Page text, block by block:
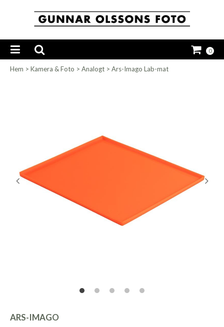
0
Hem > Kamera & Foto > Analogt > Ars-Imago Lab-mat
ARS-IMAGO